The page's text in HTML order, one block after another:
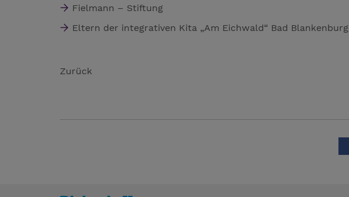
Fielmann – Stiftung
Eltern der integrativen Kita „Am Eichwald“ Bad Blankenburg
Zurück